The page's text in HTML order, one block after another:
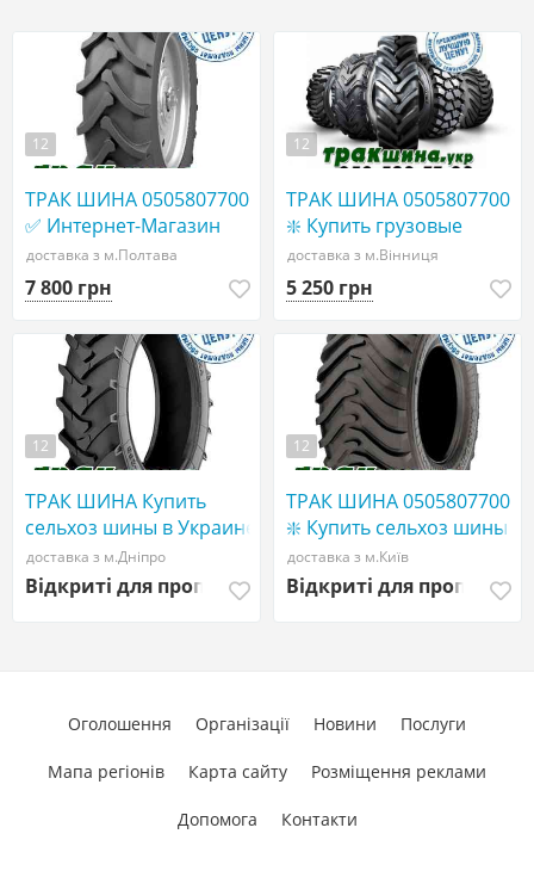
12
ТРАК ШИНА 0505807700
✅ Интернет-Магазин
ТРАКШИНА. УКР|
КУПИТЬ грузовые
ШИНЫ АГРО шины
СЕЛЬХОЗ ШИНЫ
доставка з м.Полтава
7 800 грн
12
ТРАК ШИНА 0505807700
❇️ Купить грузовые
шины в Украине WWW
ТРАКШИНА.УКР
Грузовая резина 455/40
r22,5
доставка з м.Вінниця
5 250 грн
12
ТРАК ШИНА Купить
сельхоз шины в Украине
| WWW ТРАКШИНА.УКР
| Сельхоз резина
900/60R32 Трак шина
доставка з м.Дніпро
Відкриті для пропозицій
12
ТРАК ШИНА 0505807700
❇️ Купить сельхоз шины
в Украине | WWW
ТРАКШИНА.УКР |
Сельхоз резина 710/70
доставка з м.Київ
Відкриті для
Оголошення Організації Новини Послуги
Мапа регіонів Карта сайту Розміщення реклами
Допомога Контакти